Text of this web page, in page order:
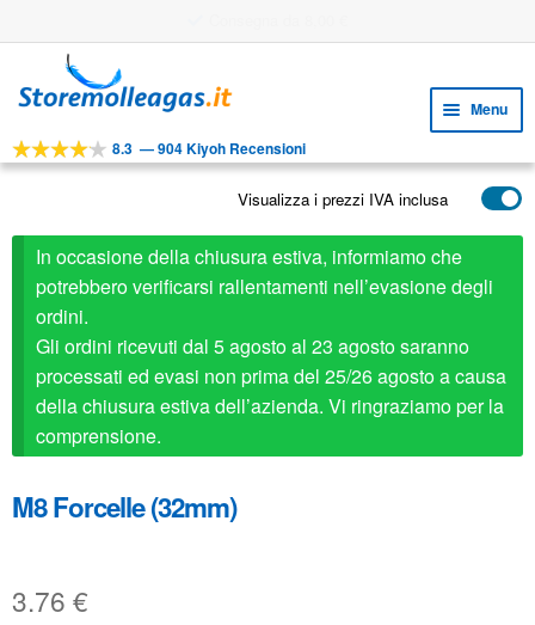
alla
al
Menu
STRUMENTI
il
menu
child
child
APPLICAZIONI
SERVIZIO CLIENTI
child
FAQ
8.3 —904 Kiyoh Recensioni
Visualizza i prezzi IVA inclusa
In occasione della chiusura estiva, informiamo che
potrebbero verificarsi rallentamenti nell’evasione degli
ordini.
Gli ordini ricevuti dal 5 agosto al 23 agosto saranno
processati ed evasi non prima del 25/26 agosto a causa
della chiusura estiva dell’azienda. Vi ringraziamo per la
comprensione.
M8 Forcelle (32mm)
3.76 €